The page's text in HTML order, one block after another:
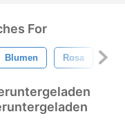
For
Blumen Rosa